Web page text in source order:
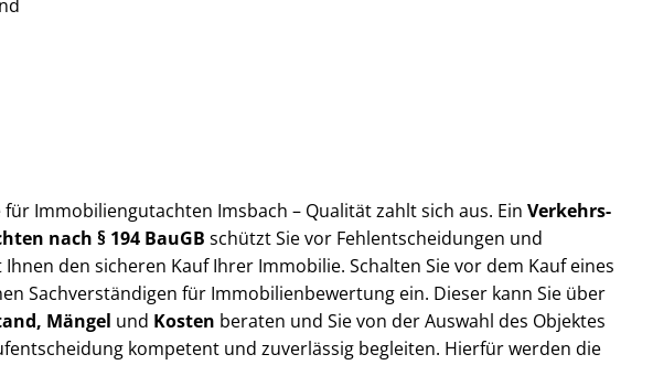
für Im­mo­bi­li­en­gut­ach­ten Imsbach – Qualität zahlt sich aus. Ein Ver­kehrs­
nach § 194 BauGB schützt Sie vor Fehl­ent­schei­dun­gen und
den sicheren Kauf Ihrer Immobilie. Schalten Sie vor dem Kauf eines
Sach­ver­stän­di­gen für Im­mo­bi­li­en­be­wer­tung ein. Dieser kann Sie über
Mängel und Kosten beraten und Sie von der Auswahl des Objektes
kompetent und zuverlässig begleiten. Hierfür werden die